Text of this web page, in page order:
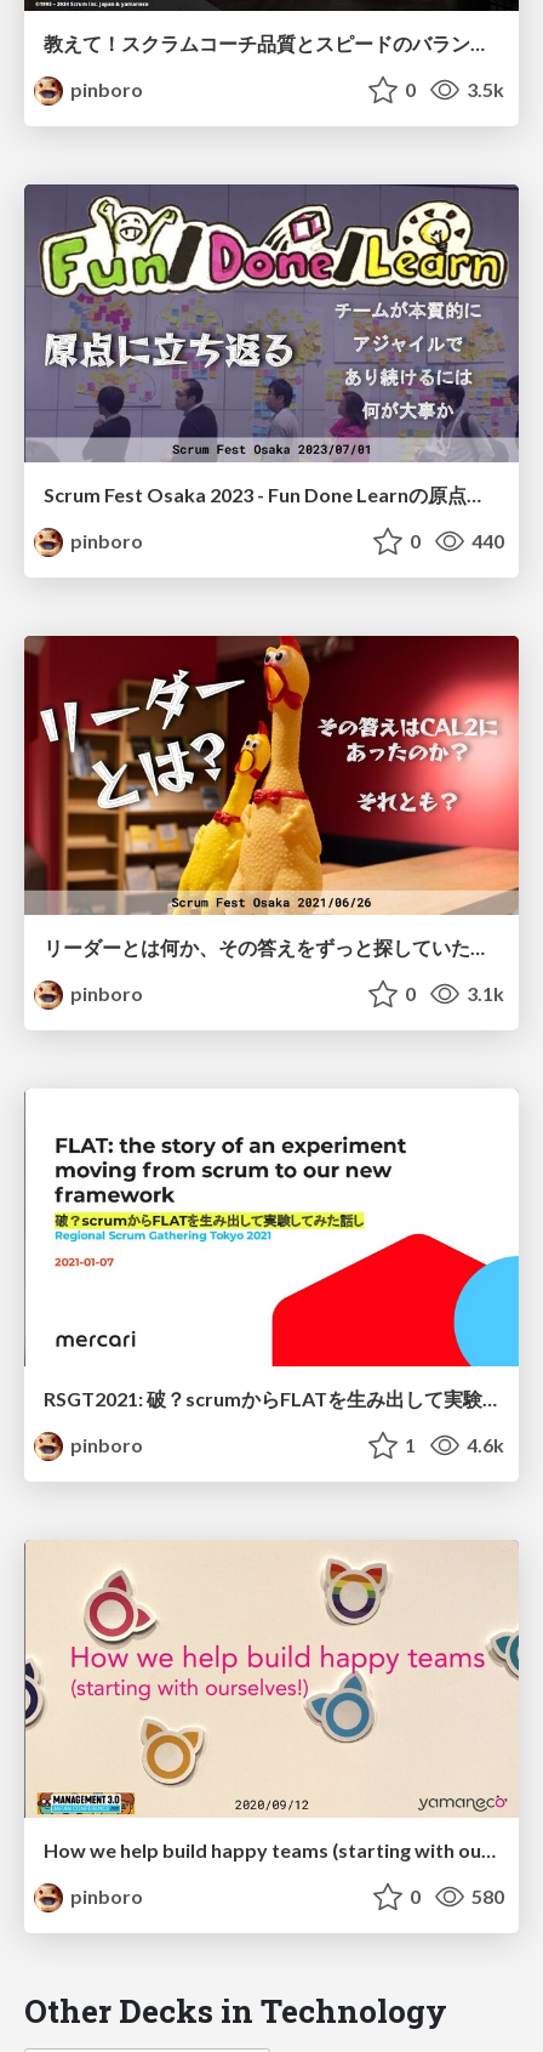
教えて！スクラムコーチ品質とスピードのバランスはどうすりゃいいの？
pinboro
0 3.5k
Scrum Fest Osaka 2023 - Fun Done Learnの原点に立ち返る・・チームが本質的にアジャイルであり続けるには何が大事か
pinboro
0 440
pinboro
0 3.1k
RSGT2021: 破？scrumからFLATを生み出して実験してみた話し / FLAT: the story of an experiment moving from scrum to our new framework
pinboro
1 4.6k
How we help build happy teams (starting with ourselves!)
pinboro
0 580
Other Decks in Technology